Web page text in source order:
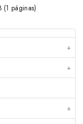
páginas)
+
+
+